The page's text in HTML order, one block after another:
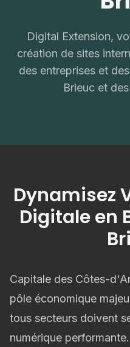
Digital Extension,
création de sites
des entreprises et
Brieuc et
Dynamisez
Digitale en
Capitale des Côtes-
pôle économique
tous secteurs doivent
numérique